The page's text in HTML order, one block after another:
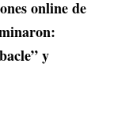
online de
y